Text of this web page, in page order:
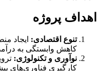
اهداف پروژه
تنوع اقتصادی: ایجاد
کاهش وابستگی به
نوآوری و تکنولوژی:
کارگیری فناوری‌های